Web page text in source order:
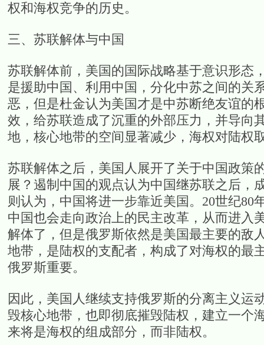
权和海权竞争的历史。
三、苏联解体与中国
苏联解体前，美国的国际战略基于意识形态
是援助中国、利用中国，分化中苏之间的关
恶，但是杜金认为美国才是中苏断绝友谊的
效，给苏联造成了沉重的外部压力，并导向
地，核心地带的空间显著减少，海权对陆权
苏联解体之后，美国人展开了关于中国政策
展？遏制中国的观点认为中国继苏联之后，
则认为，中国将进一步靠近美国。20世纪
中国也会走向政治上的民主改革，从而进入
解体了，但是俄罗斯依然是美国最主要的敌
地带，是陆权的支配者，构成了对海权的最
俄罗斯重要。
因此，美国人继续支持俄罗斯的分离主义运
毁核心地带，也即彻底摧毁陆权，建立一个
来将是海权的组成部分，而非陆权。